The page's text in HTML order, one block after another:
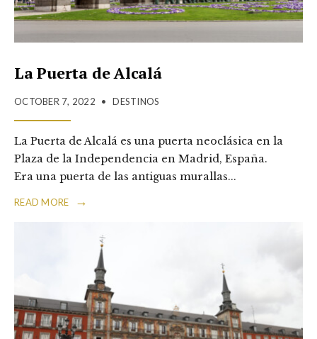
La Puerta de Alcalá
OCTOBER 7, 2022 • DESTINOS
La Puerta de Alcalá es una puerta neoclásica en la
Plaza de la Independencia en Madrid, España.
Era una puerta de las antiguas murallas...
READ MORE →